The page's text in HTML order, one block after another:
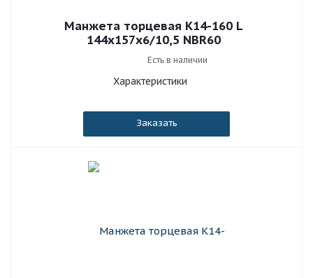
Манжета торцевая К14-160 L
144x157x6/10,5 NBR60
Есть в наличии
Характеристики
Заказать